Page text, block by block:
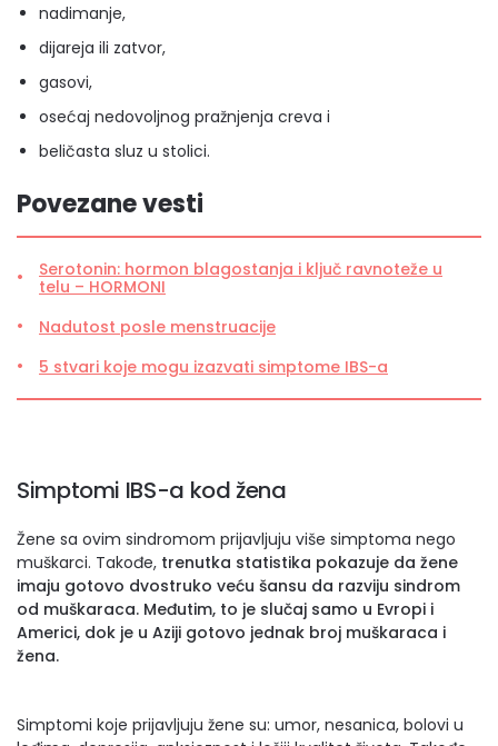
nadimanje,
dijareja ili zatvor,
gasovi,
osećaj nedovoljnog pražnjenja creva i
beličasta sluz u stolici.
Povezane vesti
Serotonin: hormon blagostanja i ključ ravnoteže u
telu – HORMONI
Nadutost posle menstruacije
5 stvari koje mogu izazvati simptome IBS-a
Simptomi IBS-a kod žena
Žene sa ovim sindromom prijavljuju više simptoma nego
muškarci. Takođe, trenutka statistika pokazuje da žene
imaju gotovo dvostruko veću šansu da razviju sindrom
od muškaraca. Međutim, to je slučaj samo u Evropi i
Americi, dok je u Aziji gotovo jednak broj muškaraca i
žena.
Simptomi koje prijavljuju žene su: umor, nesanica, bolovi u